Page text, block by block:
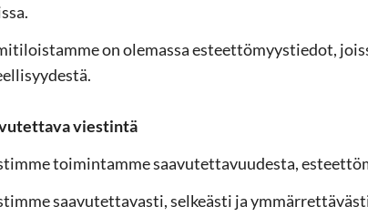
on ole­mas­sa es­teet­tö­myys­tie­dot,
vies­tin­tä
toi­min­tam­me saa­vu­tet­ta­vuu­des­ta,
saa­vu­tet­ta­vas­ti, sel­keäs­ti ja